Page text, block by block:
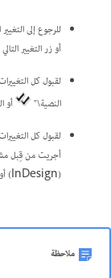
للرجوع إلى
أو زر التغيير التالي
لقبول كل
النصية\"
أو
لقبول كل
أجريت من قِبل
(InDesign) أو من قائمة التغييرات (InCopy).
ملاحظة